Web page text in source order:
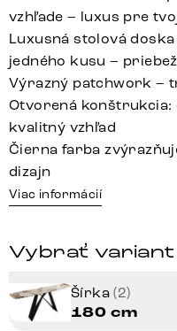
vzhľade – luxus pre
Luxusná stolová
jedného kusu –
Výrazný patchwork –
Otvorená konštrukcia:
kvalitný vzhľad
Čierna farba
dizajn
Viac informácií
Vybrať variant
Šírka(2)
180 cm